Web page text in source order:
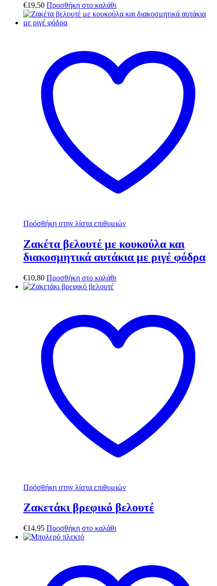
€19,50 Προσθήκη στο καλάθι
Πρόσθήκη στην λίστα επιθυμιών
Ζακέτα βελουτέ με κουκούλα και
διακοσμητικά αυτάκια με ριγέ φόδρα
€10,80 Προσθήκη στο καλάθι
Πρόσθήκη στην λίστα επιθυμιών
Ζακετάκι βρεφικό βελουτέ
€14,95 Προσθήκη στο καλάθι